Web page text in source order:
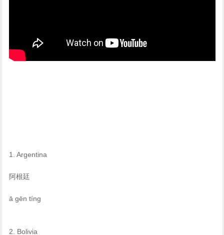
1. Argentina
阿根廷
ā gēn tíng
2. Bolivia